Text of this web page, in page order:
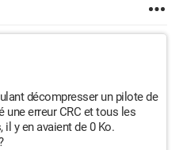
décompresser un pilote de
une erreur CRC et tous les
y en avaient de 0 Ko.